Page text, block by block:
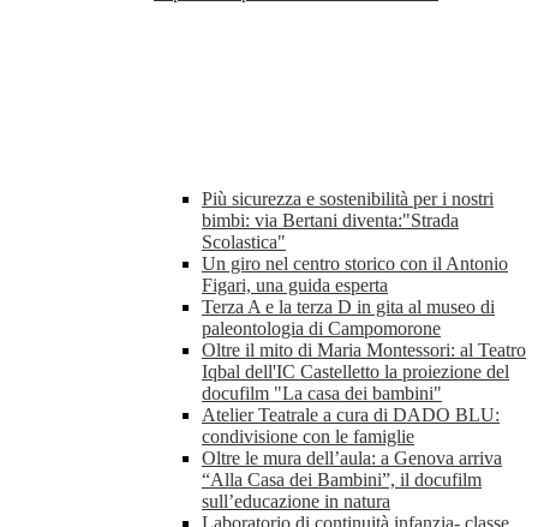
Più sicurezza e sostenibilità per i nostri
bimbi: via Bertani diventa:"Strada
Scolastica"
Un giro nel centro storico con il Antonio
Figari, una guida esperta
Terza A e la terza D in gita al museo di
paleontologia di Campomorone
Oltre il mito di Maria Montessori: al Teatro
Iqbal dell'IC Castelletto la proiezione del
docufilm "La casa dei bambini"
Atelier Teatrale a cura di DADO BLU:
condivisione con le famiglie
Oltre le mura dell’aula: a Genova arriva
“Alla Casa dei Bambini”, il docufilm
sull’educazione in natura